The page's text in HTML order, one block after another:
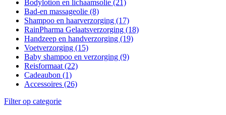
Bodylotion en lichaamsolie (21)
Bad-en massageolie (8)
Shampoo en haarverzorging (17)
RainPharma Gelaatsverzorging (18)
Handzeep en handverzorging (19)
Voetverzorging (15)
Baby shampoo en verzorging (9)
Reisformaat (22)
Cadeaubon (1)
Accessoires (26)
Filter op categorie